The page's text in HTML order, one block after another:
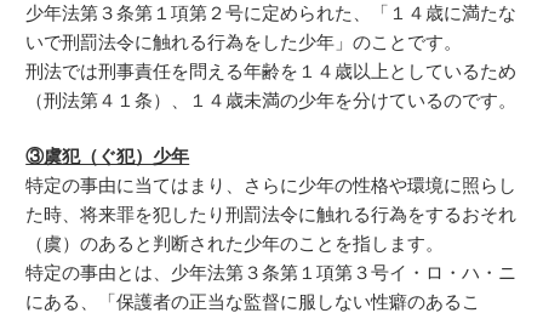
少年法第３条第１項第２号に定められた、「１４歳に満たな
いで刑罰法令に触れる行為をした少年」のことです。
刑法では刑事責任を問える年齢を１４歳以上としているため
（刑法第４１条）、１４歳未満の少年を分けているのです。
③虞犯（ぐ犯）少年
特定の事由に当てはまり、さらに少年の性格や環境に照らし
た時、将来罪を犯したり刑罰法令に触れる行為をするおそれ
（虞）のあると判断された少年のことを指します。
特定の事由とは、少年法第３条第１項第３号イ・ロ・ハ・ニ
にある、「保護者の正当な監督に服しない性癖のあるこ